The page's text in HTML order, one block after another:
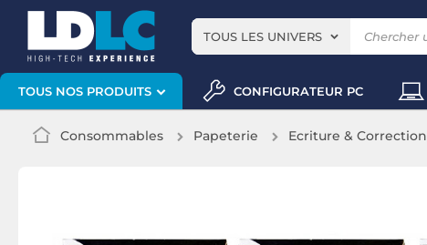
TOUS LES UNIVERS
TOUS NOS PRODUITS CONFIGURATEUR PC
Consommables Papeterie Ecriture & Correction